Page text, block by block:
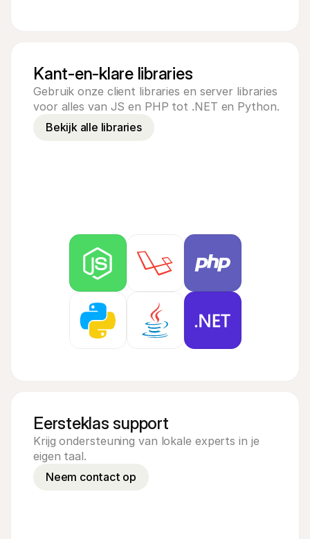
Eersteklas support
Krijg ondersteuning van lokale experts in je
eigen taal.
Neem contact op
Kant-en-klare libraries
Gebruik onze client libraries en server libraries
voor alles van JS en PHP tot .NET en Python.
Bekijk alle libraries